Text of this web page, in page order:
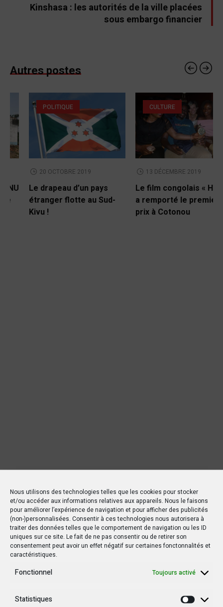
Nous utilisons des technologies telles que les cookies pour stocker
et/ou accéder aux informations relatives aux appareils. Nous le faisons
pour améliorer l’expérience de navigation et pour afficher des publicités
(non-)personnalisées. Consentir à ces technologies nous autorisera à
traiter des données telles que le comportement de navigation ou les ID
uniques sur ce site. Le fait de ne pas consentir ou de retirer son
consentement peut avoir un effet négatif sur certaines fonctonnalités et
caractéristiques.
Fonctionnel Toujours activé
Statistiques
Kinshasa : les autorités de la ville placées
sous embargo financier
Autres postes
POLITIQUE
20 OCTOBRE 2019
Le drapeau d’un pays
étranger flotte au Sud-
Kivu !
CULTURE
13 DÉCEMBRE 2019
Le film congolais « Hulai »
a remporté le premier
prix à Cotonou
Nouvelles Récentes
30 janvier 2025